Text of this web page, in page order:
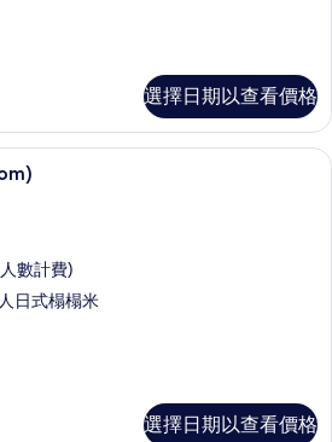
選擇日期以查看價格
Superior Room (Sky Room) | 迷你吧
數計費)
日式榻榻米
選擇日期以查看價格